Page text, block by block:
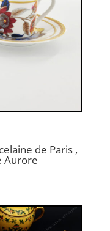
de Paris ,
Aurore